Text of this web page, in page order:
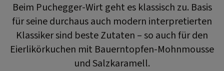
Beim Puchegger-Wirt geht es klassisch zu. Basis
für seine durchaus auch modern interpretierten
Klassiker sind beste Zutaten – so auch für den
Eierlikörkuchen mit Bauerntopfen-Mohnmousse
und Salzkaramell.